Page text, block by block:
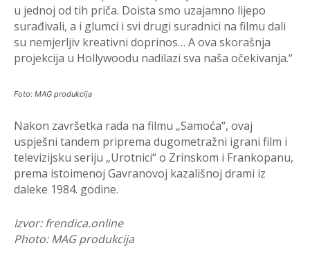
u jednoj od tih priča. Doista smo uzajamno lijepo
surađivali, a i glumci i svi drugi suradnici na filmu dali
su nemjerljiv kreativni doprinos… A ova skorašnja
projekcija u Hollywoodu nadilazi sva naša očekivanja.“
Foto: MAG produkcija
Nakon završetka rada na filmu „Samoća“, ovaj
uspješni tandem priprema dugometražni igrani film i
televizijsku seriju „Urotnici“ o Zrinskom i Frankopanu,
prema istoimenoj Gavranovoj kazališnoj drami iz
daleke 1984. godine.
Izvor: frendica.online
Photo: MAG produkcija